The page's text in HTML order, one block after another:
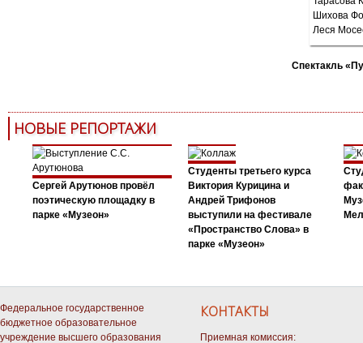
Спектакль
НОВЫЕ РЕПОРТАЖИ
Сергей Арутюнов провёл
поэтическую площадку в
парке «Музеон»
Студенты третьего курса
Виктория Курицина и
Андрей Трифонов
выступили на фестивале
«Пространство Слова» в
парке «Музеон»
Федеральное государственное
бюджетное образовательное
учреждение высшего образования
КОНТАКТЫ
Приемная комиссия: